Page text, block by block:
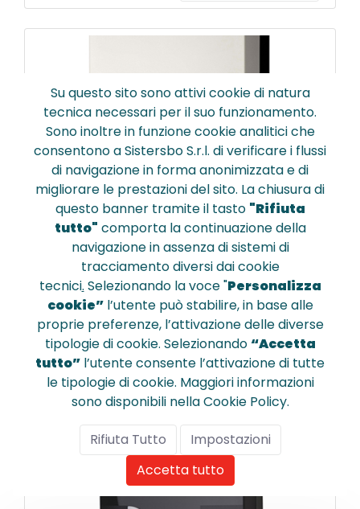
92120
Dispenser per asciugamano piegato
col.bianco l 275x p 125x h 360 mm
€ 24,360
Confronta
Su questo sito sono attivi cookie di natura
tecnica necessari per il suo funzionamento.
Sono inoltre in funzione cookie analitici che
consentono a Sistersbo S.r.l. di verificare i flussi
di navigazione in forma anonimizzata e di
migliorare le prestazioni del sito. La chiusura di
questo banner tramite il tasto "Rifiuta
tutto" comporta la continuazione della
navigazione in assenza di sistemi di
tracciamento diversi dai cookie
tecnici. Selezionando la voce "Personalizza
cookie”l’utente può stabilire, in base alle
proprie preferenze, l’attivazione delle diverse
tipologie di cookie. Selezionando “Accetta
tutto” l’utente consente l’attivazione di tutte
le tipologie di cookie. Maggiori informazioni
sono disponibili nella Cookie Policy.
Rifiuta Tutto
Impostazioni
Accetta tutto